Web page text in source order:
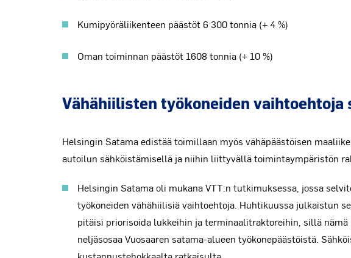
Kumipyöräliikenteen päästöt 6 300 tonnia (+ 4 %)
Oman toiminnan päästöt 1608 tonnia (+ 10 %)
Vähähiilisten työkoneiden
Helsingin Satama edistää toimillaan myös vähäpäästöisen
autoilun sähköistämisellä ja niihin liittyvällä toimintaympäristön
Helsingin Satama oli mukana VTT:n tutkimuksessa, jossa
työkoneiden vähähiilisiä vaihtoehtoja. Huhtikuussa julkaistun
pitäisi priorisoida lukkeihin ja terminaalitraktoreihin, sillä
neljäsosaa Vuosaaren satama-alueen työkonepäästöistä.